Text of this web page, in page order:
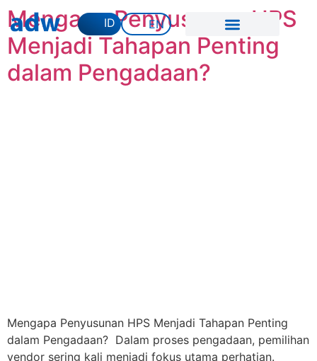
ID EN
Mengapa Penyusunan HPS
Menjadi Tahapan Penting
dalam Pengadaan?
Mengapa Penyusunan HPS Menjadi Tahapan Penting
dalam Pengadaan? Dalam proses pengadaan, pemilihan
vendor sering kali menjadi fokus utama perhatian.